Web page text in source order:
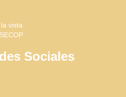
vista
Sociales